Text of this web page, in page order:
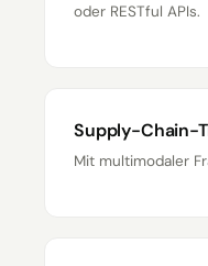
oder RESTful APIs.
Supply-Chain-
Mit multimodaler